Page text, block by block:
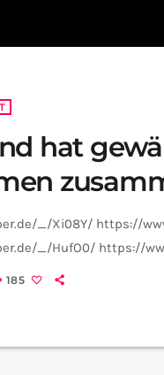
hat
_/Xi08Y/ https://
_/HufO0/ https://
185